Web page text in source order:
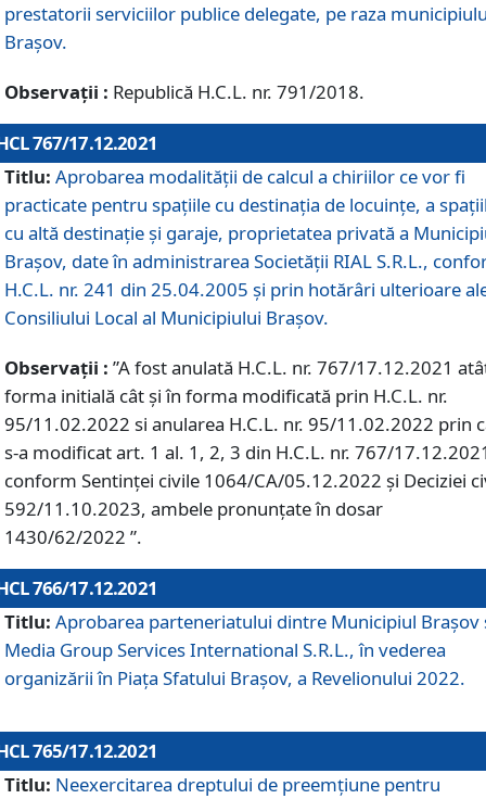
prestatorii serviciilor publice delegate, pe raza
Braşov.
Observații : Republică H.C.L. nr. 791/2018.
767/17.12.2021
Titlu: Aprobarea modalității de calcul a chiriilor ce vor fi
practicate pentru spaţiile cu destinaţia de locuinţe, a
cu altă destinaţie şi garaje, proprietatea privată a
Braşov, date în administrarea Societăţii RIAL S.R.L.,
H.C.L. nr. 241 din 25.04.2005 și prin hotărâri ulterioare
Consiliului Local al Municipiului Braşov.
Observații : ”A fost anulată H.C.L. nr. 767/17.12.2021
forma initială cât și în forma modificată prin H.C.L. nr.
95/11.02.2022 si anularea H.C.L. nr. 95/11.02.2022 prin
s-a modificat art. 1 al. 1, 2, 3 din H.C.L. nr. 767/
conform Sentinței civile 1064/CA/05.12.2022 și Deciziei
592/11.10.2023, ambele pronunțate în dosar
1430/62/2022 ”.
766/17.12.2021
Titlu: Aprobarea parteneriatului dintre Municipiul Brașov
Media Group Services International S.R.L., în vederea
organizării în Piața Sfatului Brașov, a Revelionului 2022.
765/17.12.2021
Titlu: Neexercitarea dreptului de preemţiune pentru